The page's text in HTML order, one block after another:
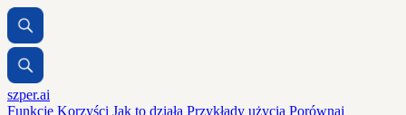
szper.ai
Funkcje Korzyści Jak to działa Przykłady użycia Porównaj